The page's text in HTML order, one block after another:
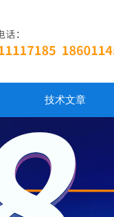
技术文章